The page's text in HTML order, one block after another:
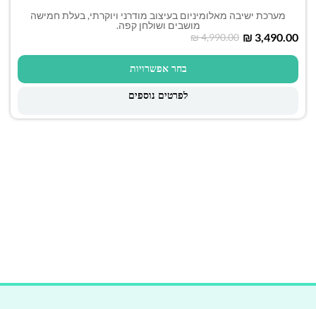
מערכת ישיבה מאלומיניום בעיצוב מודרני ויוקרתי, בעלת חמישה
מושבים ושולחן קפה.
₪4,990.00 ₪ 3,490.00
בחר אפשרויות
לפרטים נוספים